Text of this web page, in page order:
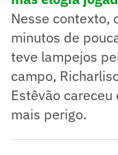
Nesse contexto,
minutos de
teve lampejos
campo,
Estêvão
mais perigo.